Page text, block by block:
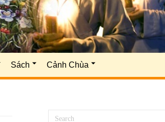
Sách Cảnh Chùa